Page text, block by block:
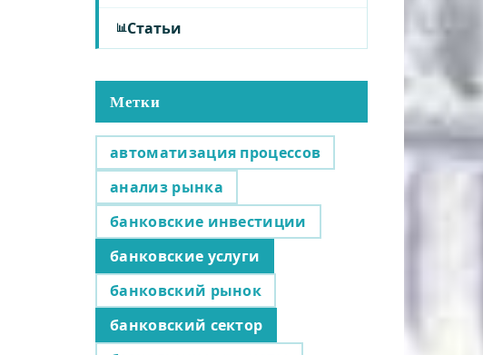
Статьи
Метки
автоматизация процессов
анализ рынка
банковские инвестиции
банковские услуги
банковский рынок
банковский сектор